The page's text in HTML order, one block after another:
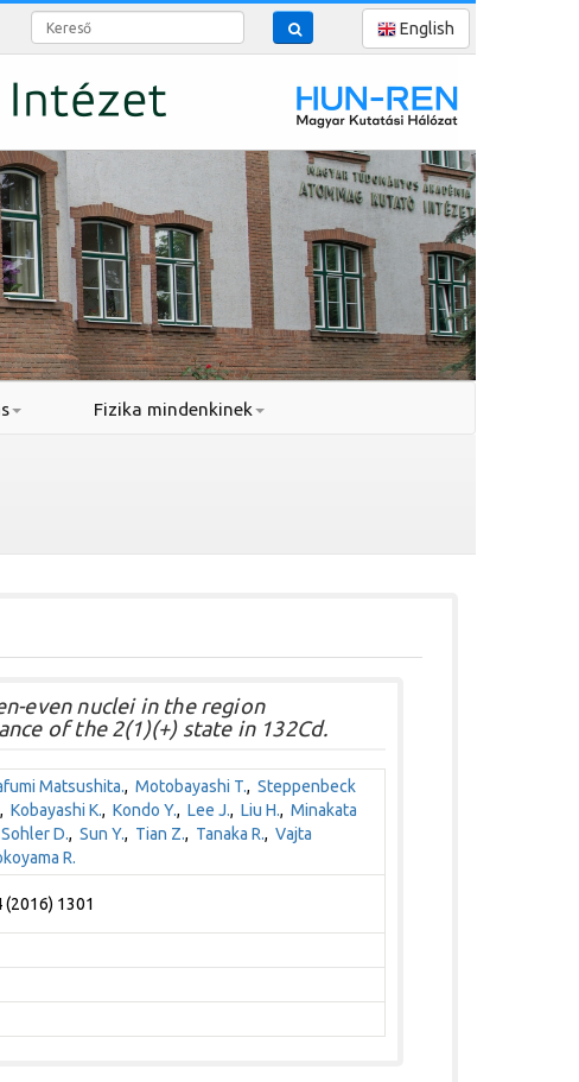
Kereső English
Fizika mindenkinek
even nuclei in the region
of the 2(1)(+) state in 132Cd.
Matsushita., Motobayashi T., Steppenbeck
, Kobayashi K., Kondo Y., Lee J., Liu H., Minakata
Sohler D., Sun Y., Tian Z., Tanaka R., Vajta
R.
(2016) 1301